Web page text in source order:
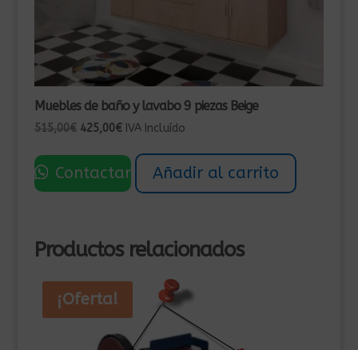
Muebles de baño y lavabo 9 piezas Beige
515,00€ El
original
era:
425,00€El
actual
es:
IVA Incluído
Contactar Añadir al carrito
Productos relacionados
¡Oferta!